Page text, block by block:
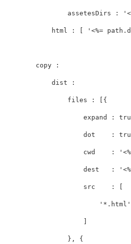
assetesDirs :
html : '<%=
copy :
dist :
files : [{
expand :
dot :
cwd :
dest :
src :
'*.html'
}, {